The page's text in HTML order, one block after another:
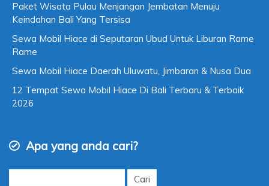
Paket Wisata Pulau Menjangan Jembatan Menuju
Keindahan Bali Yang Tersisa
Sewa Mobil Hiace di Seputaran Ubud Untuk Liburan Rame
Rame
Sewa Mobil Hiace Daerah Uluwatu, Jimbaran & Nusa Dua
12 Tempat Sewa Mobil Hiace Di Bali Terbaru & Terbaik
2026
Apa yang anda cari?
Cari